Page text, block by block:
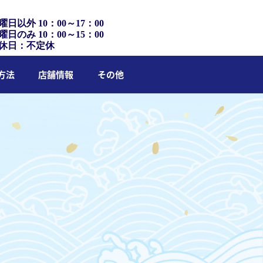
日以外 10：00～17：00
日のみ 10：00～15：00
日：不定休
法 店舗情報 その他